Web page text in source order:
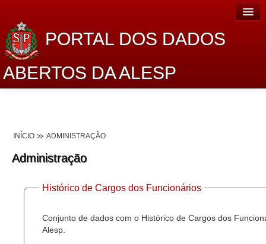
PORTAL DOS DADOS
ABERTOS DA ALESP
Dados Abertos Alesp
Lei de Acesso à Informação
Dados Governamentais Abertos
Planejamento
Catálogo de dados
INÍCIO ADMINISTRAÇÃO
Administração
Histórico de Cargos dos Funcionários
Conjunto de dados com o Histórico de Cargos dos
Alesp.